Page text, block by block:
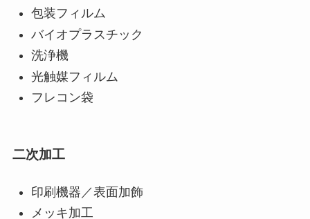
包装フィルム
バイオプラスチック
洗浄機
光触媒フィルム
フレコン袋
二次加工
印刷機器／表面加飾
メッキ加工